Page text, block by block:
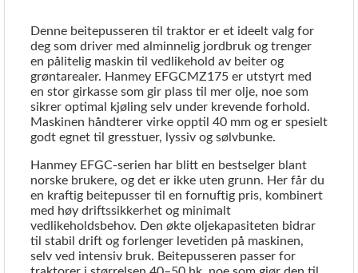
Denne beitepusseren til traktor er et ideelt valg for
deg som driver med alminnelig jordbruk og trenger
en pålitelig maskin til vedlikehold av beiter og
grøntarealer. Hanmey EFGCMZ175 er utstyrt med
en stor girkasse som gir plass til mer olje, noe som
sikrer optimal kjøling selv under krevende forhold.
Maskinen håndterer virke opptil 40 mm og er spesielt
godt egnet til gresstuer, lyssiv og sølvbunke.
Hanmey EFGC-serien har blitt en bestselger blant
norske brukere, og det er ikke uten grunn. Her får du
en kraftig beitepusser til en fornuftig pris, kombinert
med høy driftssikkerhet og minimalt
vedlikeholdsbehov. Den økte oljekapasiteten bidrar
til stabil drift og forlenger levetiden på maskinen,
selv ved intensiv bruk. Beitepusseren passer for